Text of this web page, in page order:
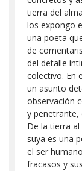
tierra del
los expongo
una poeta
de
del detalle
colectivo. En
un asunto
observación
y penetrante,
De la tierra
suya es una
el ser
fracasos y